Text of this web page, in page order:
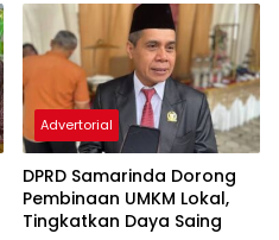
Advertorial
DPRD Samarinda Dorong
Pembinaan UMKM Lokal,
Tingkatkan Daya Saing
Advertorial